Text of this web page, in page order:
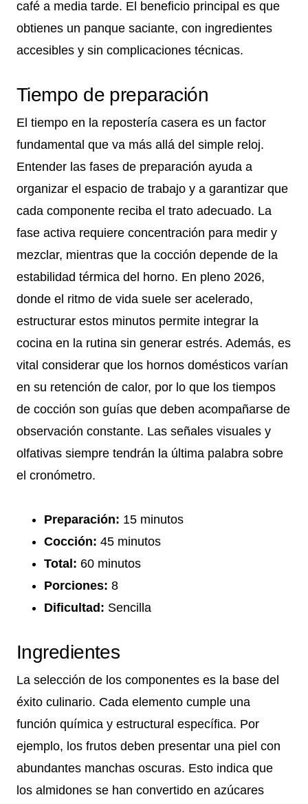
café a media tarde. El beneficio principal es que
obtienes un panque saciante, con ingredientes
accesibles y sin complicaciones técnicas.
Tiempo de preparación
El tiempo en la repostería casera es un factor
fundamental que va más allá del simple reloj.
Entender las fases de preparación ayuda a
organizar el espacio de trabajo y a garantizar que
cada componente reciba el trato adecuado. La
fase activa requiere concentración para medir y
mezclar, mientras que la cocción depende de la
estabilidad térmica del horno. En pleno 2026,
donde el ritmo de vida suele ser acelerado,
estructurar estos minutos permite integrar la
cocina en la rutina sin generar estrés. Además, es
vital considerar que los hornos domésticos varían
en su retención de calor, por lo que los tiempos
de cocción son guías que deben acompañarse de
observación constante. Las señales visuales y
olfativas siempre tendrán la última palabra sobre
el cronómetro.
Preparación: 15 minutos
Cocción: 45 minutos
Total: 60 minutos
Porciones: 8
Dificultad: Sencilla
Ingredientes
La selección de los componentes es la base del
éxito culinario. Cada elemento cumple una
función química y estructural específica. Por
ejemplo, los frutos deben presentar una piel con
abundantes manchas oscuras. Esto indica que
los almidones se han convertido en azúcares